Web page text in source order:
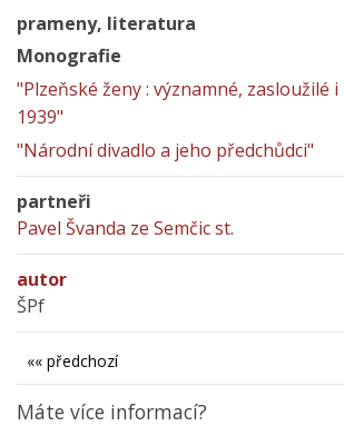
prameny, literatura
Monografie
"Plzeňské ženy : významné, zasloužilé i
1939"
"Národní divadlo a jeho předchůdci"
partneři
Pavel Švanda ze Semčic st.
autor
ŠPf
«« předchozí
Máte více informací?